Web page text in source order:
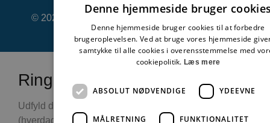
© 2020 Bizzy | 39 39 39 39 hej@bizzy.dk| Cvr:
82567518| Alle priser er ex. moms
Ring mig op
Udfyld disse felter og vi ringer dig op hurtigst muligt
(hverdage mellem 8 til 16)
Denne hjemmeside bruger
Denne hjemmeside bruger cookies til at forbedre
brugeroplevelsen. Ved at bruge vores hjemmeside
samtykke til alle cookies i overensstemmelse med
cookiepolitik. Læs mere
ABSOLUT NØDVENDIGE YDEEVNE
MÅLRETNING FUNKTIONALITET